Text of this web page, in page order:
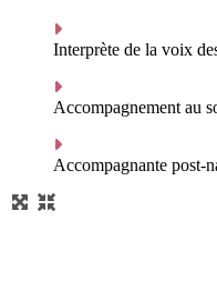
Interprète de la voix
Accompagnement au
Accompagnante post-